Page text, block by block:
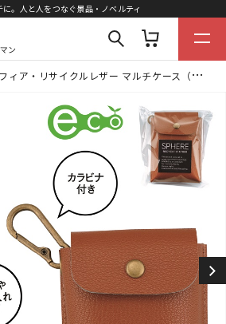
に。人と人をつなぐ景品・ノベルティ
ア・リサイクルレザー マルチケース（カードポケット付き）（キャメル）